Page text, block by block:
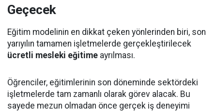
Geçecek
Eğitim modelinin en dikkat çeken yönlerinden biri, son
yarıyılın tamamen işletmelerde gerçekleştirilecek
ücretli mesleki eğitime ayrılması.
Öğrenciler, eğitimlerinin son döneminde sektördeki
işletmelerde tam zamanlı olarak görev alacak. Bu
sayede mezun olmadan önce gerçek iş deneyimi